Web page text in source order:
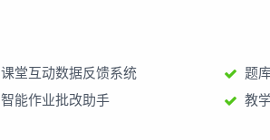
课堂互动数据反馈系统
智能作业批改助手
题
教